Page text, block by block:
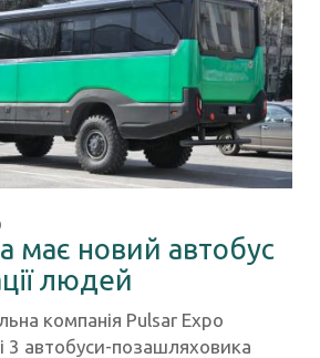
має новий автобус
людей
компанія Pulsar Expо
3 автобуси-позашляховика